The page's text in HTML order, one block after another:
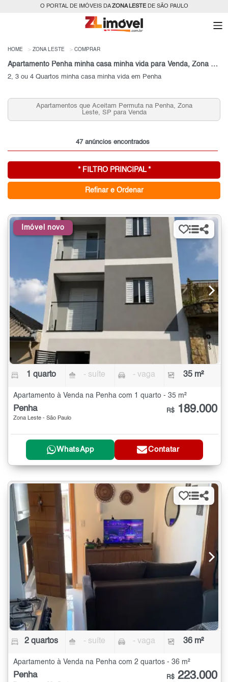
O PORTAL DE IMÓVEIS DAZONA LESTEDE SÃO PAULO
HOME ZONA LESTE COMPRAR
Apartamento Penha minha casa minha vida para Venda, Zona Leste, SP
2, 3 ou 4 Quartos minha casa minha vida em Penha
Apartamentos que Aceitam Permuta na Penha, Zona
Leste, SP para Venda
47 anúncios encontrados
* FILTRO PRINCIPAL *
Refinar e Ordenar
Imóvel novo
1 quarto - suíte - vaga 35 m²
Apartamento à Venda na Penha com 1 quarto - 35 m²
Penha
Zona Leste - São Paulo
R$ 189.000
WhatsApp Contatar
2 quartos - suíte - vaga 36 m²
Apartamento à Venda na Penha com 2 quartos - 36 m²
Penha R$ 223.000